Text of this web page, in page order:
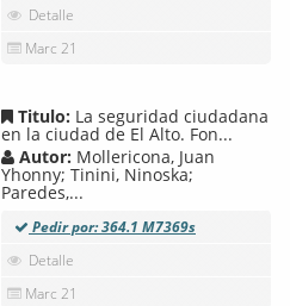
Detalle
Marc 21
Titulo: La seguridad ciudadana
en la ciudad de El Alto. Fon...
Autor: Mollericona, Juan
Yhonny; Tinini, Ninoska;
Paredes,...
Pedir por: 364.1 M7369s
Detalle
Marc 21